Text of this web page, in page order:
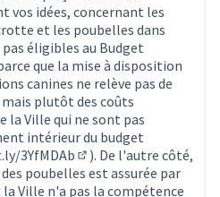
vos idées, concernant les
et les poubelles dans
éligibles au Budget
que la mise à disposition
canines ne relève pas de
plutôt des coûts
la Ville qui ne sont pas
intérieur du budget
3YfMDAb
(Lien externe)
). De l'autre côté,
poubelles est assurée par
Ville n'a pas la compétence